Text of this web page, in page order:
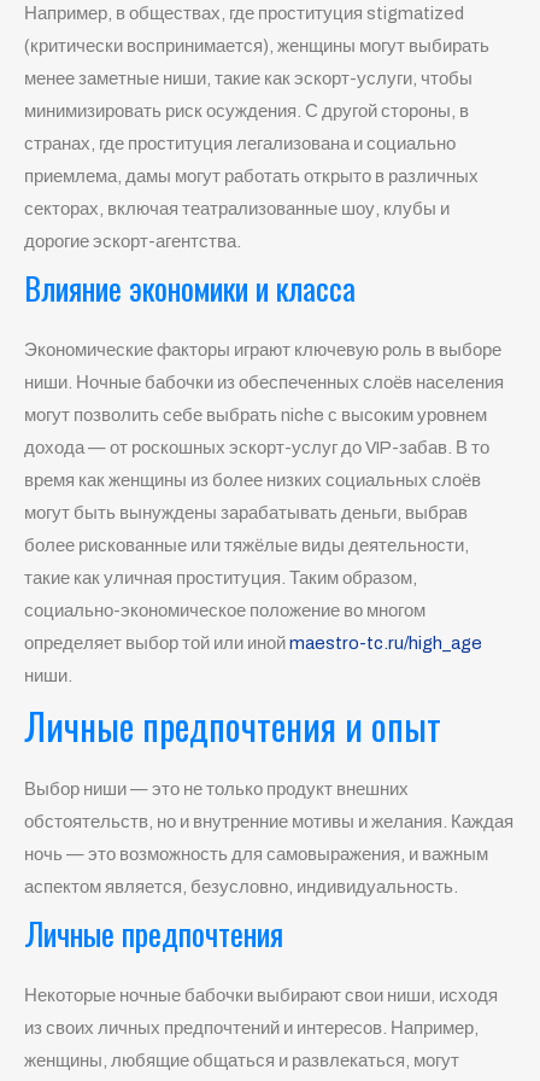
Например, в обществах, где проституция stigmatized
(критически воспринимается), женщины могут выбирать
менее заметные ниши, такие как эскорт-услуги, чтобы
минимизировать риск осуждения. С другой стороны, в
странах, где проституция легализована и социально
приемлема, дамы могут работать открыто в различных
секторах, включая театрализованные шоу, клубы и
дорогие эскорт-агентства.
Влияние экономики и класса
Экономические факторы играют ключевую роль в выборе
ниши. Ночные бабочки из обеспеченных слоёв населения
могут позволить себе выбрать niche с высоким уровнем
дохода — от роскошных эскорт-услуг до VIP-забав. В то
время как женщины из более низких социальных слоёв
могут быть вынуждены зарабатывать деньги, выбрав
более рискованные или тяжёлые виды деятельности,
такие как уличная проституция. Таким образом,
социально-экономическое положение во многом
определяет выбор той или инойmaestro-tc.ru/high_age
ниши.
Личные предпочтения и опыт
Выбор ниши — это не только продукт внешних
обстоятельств, но и внутренние мотивы и желания. Каждая
ночь — это возможность для самовыражения, и важным
аспектом является, безусловно, индивидуальность.
Личные предпочтения
Некоторые ночные бабочки выбирают свои ниши, исходя
из своих личных предпочтений и интересов. Например,
женщины, любящие общаться и развлекаться, могут